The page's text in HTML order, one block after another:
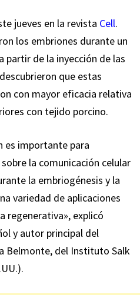
jueves en la revista Cell.
los embriones durante un
partir de la inyección de las
que estas
con mayor eficacia relativa
con tejido porcino.
es importante para
la comunicación celular
la embriogénesis y la
variedad de aplicaciones
regenerativa», explicó
y autor principal del
Belmonte, del Instituto Salk